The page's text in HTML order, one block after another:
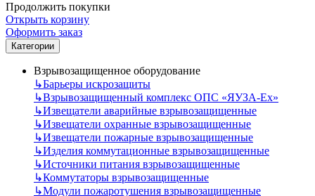
Продолжить покупки
Открыть корзину
Оформить заказ
Категории
Взрывозащищенное оборудование
↳Барьеры искрозащиты
↳Взрывозащищенный комплекс ОПС «ЯУЗА-Ех»
↳Извещатели аварийные взрывозащищенные
↳Извещатели охранные взрывозащищенные
↳Извещатели пожарные взрывозащищенные
↳Изделия коммутационные взрывозащищенные
↳Источники питания взрывозащищенные
↳Коммутаторы взрывозащищенные
↳Модули пожаротушения взрывозащищенные